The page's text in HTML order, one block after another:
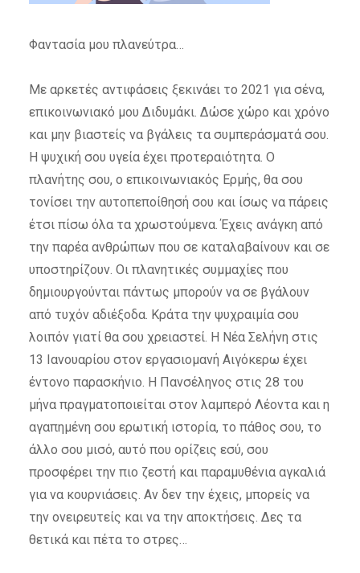
Φαντασία μου πλανεύτρα…
Με αρκετές αντιφάσεις ξεκινάει το 2021 για σένα,
επικοινωνιακό μου Διδυμάκι. Δώσε χώρο και χρόνο
και μην βιαστείς να βγάλεις τα συμπεράσματά σου.
Η ψυχική σου υγεία έχει προτεραιότητα. Ο
πλανήτης σου, ο επικοινωνιακός Ερμής, θα σου
τονίσει την αυτοπεποίθησή σου και ίσως να πάρεις
έτσι πίσω όλα τα χρωστούμενα. Έχεις ανάγκη από
την παρέα ανθρώπων που σε καταλαβαίνουν και σε
υποστηρίζουν. Οι πλανητικές συμμαχίες που
δημιουργούνται πάντως μπορούν να σε βγάλουν
από τυχόν αδιέξοδα. Κράτα την ψυχραιμία σου
λοιπόν γιατί θα σου χρειαστεί. Η Νέα Σελήνη στις
13 Ιανουαρίου στον εργασιομανή Αιγόκερω έχει
έντονο παρασκήνιο. Η Πανσέληνος στις 28 του
μήνα πραγματοποιείται στον λαμπερό Λέοντα και η
αγαπημένη σου ερωτική ιστορία, το πάθος σου, το
άλλο σου μισό, αυτό που ορίζεις εσύ, σου
προσφέρει την πιο ζεστή και παραμυθένια αγκαλιά
για να κουρνιάσεις. Αν δεν την έχεις, μπορείς να
την ονειρευτείς και να την αποκτήσεις. Δες τα
θετικά και πέτα το στρες…